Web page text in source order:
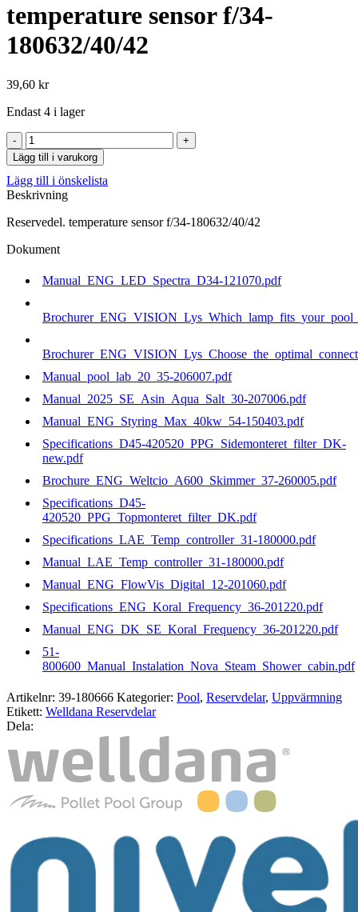
temperature sensor f/34-
180632/40/42
39,60 kr
Endast 4 i lager
temperature
sensor
f/34-
180632/40/42
mängd
Lägg till i varukorg
Lägg till i önskelista
Beskrivning
Reservedel. temperature sensor f/34-180632/40/42
Dokument
Manual_ENG_LED_Spectra_D34-121070.pdf
Manual_pool_lab_20_35-206007.pdf
Manual_2025_SE_Asin_Aqua_Salt_30-207006.pdf
Manual_ENG_Styring_Max_40kw_54-150403.pdf
Specifications_D45-420520_PPG_Sidemonteret_filter_DK-
new.pdf
Brochure_ENG_Weltcio_A600_Skimmer_37-260005.pdf
Specifications_D45-
420520_PPG_Topmonteret_filter_DK.pdf
Specifications_LAE_Temp_controller_31-180000.pdf
Manual_LAE_Temp_controller_31-180000.pdf
Manual_ENG_FlowVis_Digital_12-201060.pdf
Specifications_ENG_Koral_Frequency_36-201220.pdf
Manual_ENG_DK_SE_Koral_Frequency_36-201220.pdf
51-
800600_Manual_Instalation_Nova_Steam_Shower_cabin.pdf
Artikelnr: 39-180666 Kategorier: Pool, Reservdelar, Uppvärmning
Etikett: Welldana Reservdelar
Dela: